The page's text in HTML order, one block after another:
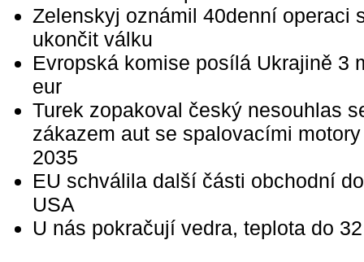
Zelenskyj oznámil 40denní operaci
ukončit válku
Evropská komise posílá Ukrajině 3
eur
Turek zopakoval český nesouhlas
zákazem aut se spalovacími
2035
EU schválila další části obchodní
USA
U nás pokračují vedra, teplota do